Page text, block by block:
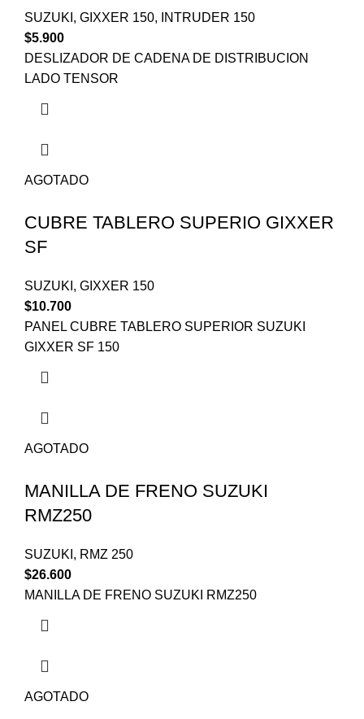
SUZUKI , GIXXER 150,
INTRUDER 150
$5.900
DESLIZADOR DE CADENA DE DISTRIBUCION
LADO TENSOR
AGOTADO
CUBRE TABLERO SUPERIO GIXXER
SF
SUZUKI , GIXXER 150
$10.700
PANEL CUBRE TABLERO SUPERIOR SUZUKI
GIXXER SF 150
AGOTADO
MANILLA DE FRENO SUZUKI
RMZ250
SUZUKI , RMZ 250
$26.600
MANILLA DE FRENO SUZUKI RMZ250
AGOTADO